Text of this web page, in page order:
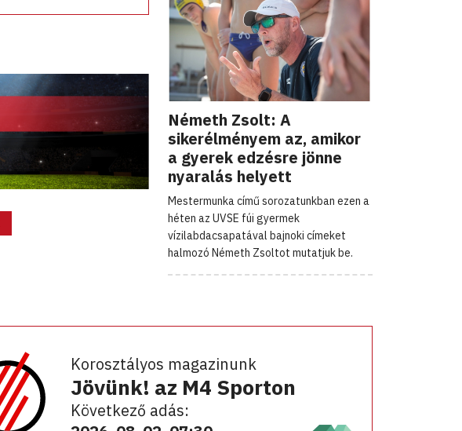
Németh Zsolt: A
sikerélményem az, amikor
a gyerek edzésre jönne
nyaralás helyett
Mestermunka című sorozatunkban ezen a
héten az UVSE fúi gyermek
vízilabdacsapatával bajnoki címeket
halmozó Németh Zsoltot mutatjuk be.
Korosztályos magazinunk
Jövünk! az M4 Sporton
Következő adás: